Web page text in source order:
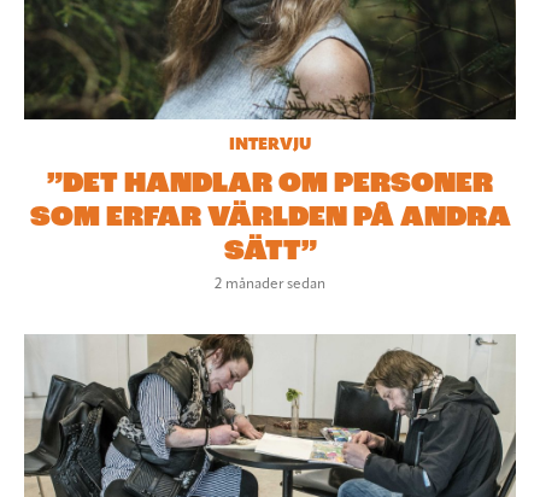
INTERVJU
”DET HANDLAR OM PERSONER
SOM ERFAR VÄRLDEN PÅ ANDRA
SÄTT”
2 månader sedan